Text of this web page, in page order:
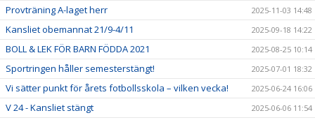
Provträning A-laget herr 2025-11-03 14:48
Kansliet obemannat 21/9-4/11 2025-09-18 14:22
BOLL & LEK FÖR BARN FÖDDA 2021 2025-08-25 10:14
Sportringen håller semesterstängt! 2025-07-01 18:32
Vi sätter punkt för årets fotbollsskola – vilken vecka! 2025-06-24 16:06
V 24 - Kansliet stängt 2025-06-06 11:54